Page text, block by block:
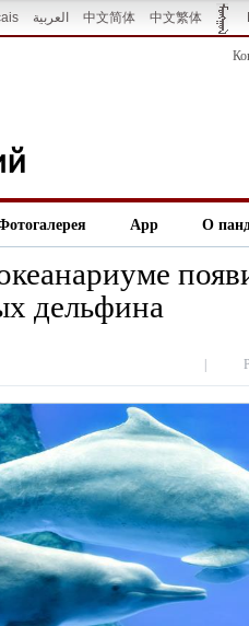
العربية 中文简体 中文繁体
App О
дельфина